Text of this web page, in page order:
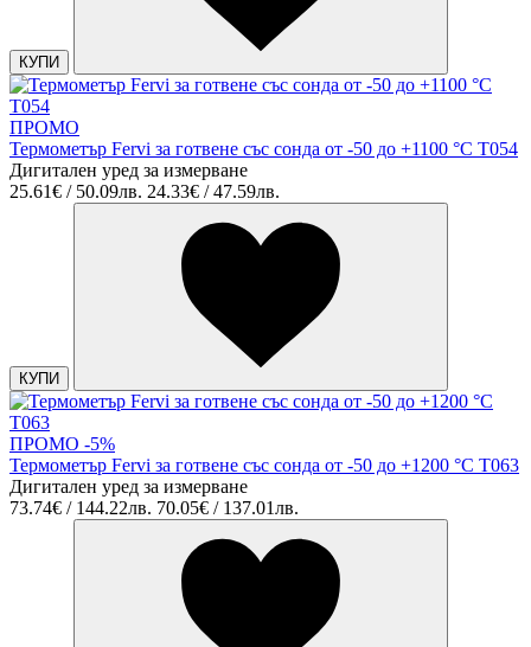
КУПИ
ПРОМО
Термометър Fervi за готвене със сонда от -50 до +1100 °C T054
Дигитален уред за измерване
25.61€ / 50.09лв. 24.33€ / 47.59лв.
КУПИ
ПРОМО -5%
Термометър Fervi за готвене със сонда от -50 до +1200 °C T063
Дигитален уред за измерване
73.74€ / 144.22лв. 70.05€ / 137.01лв.